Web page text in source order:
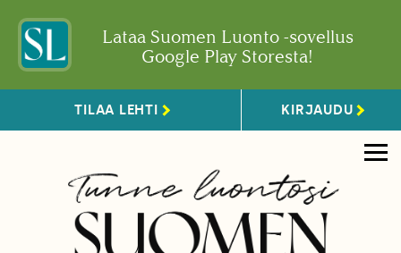
Lataa Suomen Luonto -sovellus
Google Play Storesta!
TILAA LEHTI KIRJAUDU